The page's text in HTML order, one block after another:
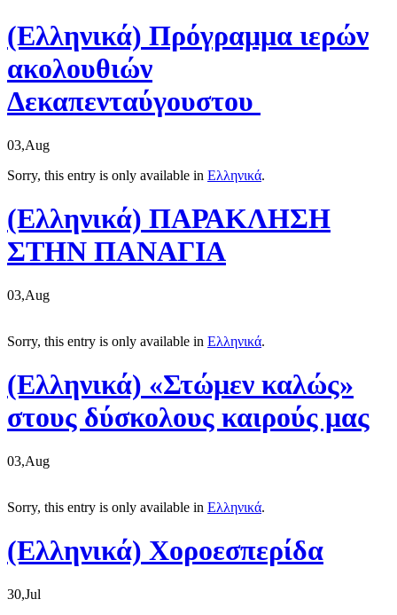
(Ελληνικά) Πρόγραμμα ιερών
ακολουθιών
Δεκαπενταύγουστου
03,Aug
Sorry, this entry is only available in Ελληνικά.
(Ελληνικά) ΠΑΡΑΚΛΗΣΗ
ΣΤΗΝ ΠΑΝΑΓΙΑ
03,Aug
Sorry, this entry is only available in Ελληνικά.
(Ελληνικά) «Στώμεν καλώς»
στους δύσκολους καιρούς μας
03,Aug
Sorry, this entry is only available in Ελληνικά.
(Ελληνικά) Xοροεσπερίδα
30,Jul